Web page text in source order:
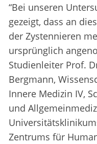
“Bei unseren
gezeigt, dass an
der Zystennieren
ursprünglich
Studienleiter Prof.
Bergmann,
Innere Medizin IV,
und
Zentrums für